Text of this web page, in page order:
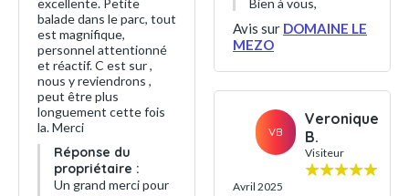
balade dans le parc, tout
est magnifique,
personnel attentionné
et réactif. C est sur ,
nous y reviendrons ,
peut être plus
longuement cette fois
la. Merci
Réponse du
propriétaire :
Un grand merci pour
Bien à vous,
Avis sur DOMAINE LE
MEZO
VB
Veronique
B.
Visiteur
Avril 2025